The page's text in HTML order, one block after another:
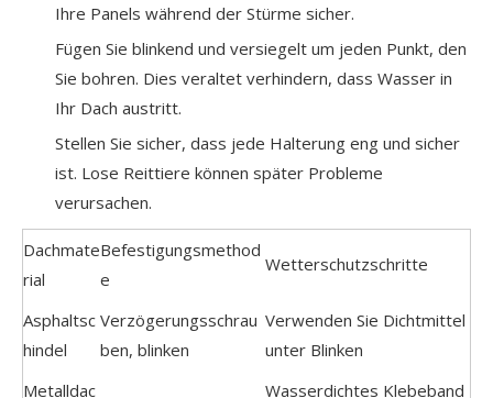
Ihre Panels während der Stürme sicher.
Fügen Sie blinkend und versiegelt um jeden Punkt, den
Sie bohren. Dies veraltet verhindern, dass Wasser in
Ihr Dach austritt.
Stellen Sie sicher, dass jede Halterung eng und sicher
ist. Lose Reittiere können später Probleme
verursachen.
Dachmate
rial
Befestigungsmethod
e
Wetterschutzschritte
Asphaltsc
hindel
Verzögerungsschrau
ben, blinken
Verwenden Sie Dichtmittel
unter Blinken
Metalldac
Wasserdichtes Klebeband